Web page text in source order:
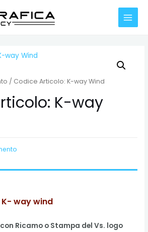
MAIN
/ Codice Articolo: K-way Wind
K-way
K- way wind
Ricamo o Stampa del Vs. logo